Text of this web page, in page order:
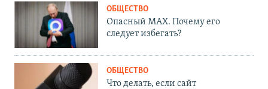
ОБЩЕСТВО
Опасный MAX. Почему его
следует избегать?
ОБЩЕСТВО
Что делать, если сайт